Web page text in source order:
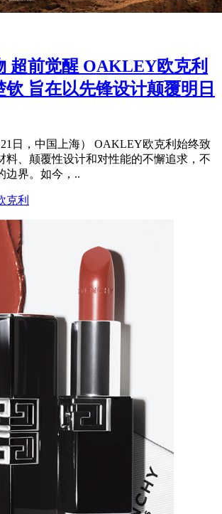
超前觉醒 OAKLEY欧克利
钦 旨在以先锋设计颠覆明日
21日，中国上海） OAKLEY欧克利始终致
料、颠覆性设计和对性能的不懈追求，不
边界。如今，..
克利